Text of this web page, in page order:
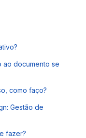
ao documento se
como faço?
Gestão de
fazer?